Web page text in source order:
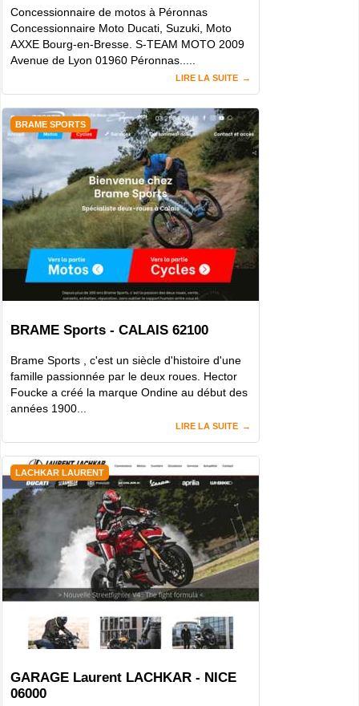
Concessionnaire de motos à Péronnas
Concessionnaire Moto Ducati, Suzuki, Moto
AXXE Bourg-en-Bresse. S-TEAM MOTO 2009
Avenue de Lyon 01960 Péronnas.....
LIRE LA SUITE
BRAME SPORTS
BRAME Sports - CALAIS 62100
Brame Sports , c'est un siècle d'histoire d'une
famille passionnée par le deux roues. Hector
Foucke a créé la marque Ondine au début des
années 1900...
LIRE LA SUITE
LACHKAR LAURENT
GARAGE Laurent LACHKAR - NICE
06000